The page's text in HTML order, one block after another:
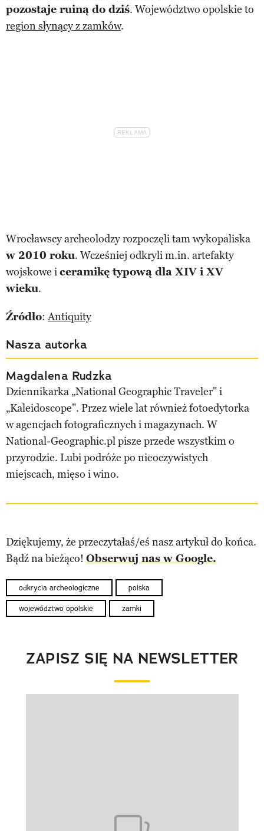
pozostaje ruiną do dziś. Województwo opolskie to
region słynący z zamków.
Wrocławscy archeolodzy rozpoczęli tam wykopaliska
w 2010 roku. Wcześniej odkryli m.in. artefakty
wojskowe iceramikę typową dla XIV i XV
wieku.
Źródło:Antiquity
Nasza autorka
Magdalena Rudzka
Dziennikarka „National Geographic Traveler" i
„Kaleidoscope". Przez wiele lat również fotoedytorka
w agencjach fotograficznych i magazynach. W
National-Geographic.pl pisze przede wszystkim o
przyrodzie. Lubi podróże po nieoczywistych
miejscach, mięso i wino.
Dziękujemy, że przeczytałaś/eś nasz artykuł do końca.
Bądź na bieżąco! Obserwuj nas w Google.
odkrycia archeologiczne polska
województwo opolskie zamki
ZAPISZ SIĘ NA NEWSLETTER